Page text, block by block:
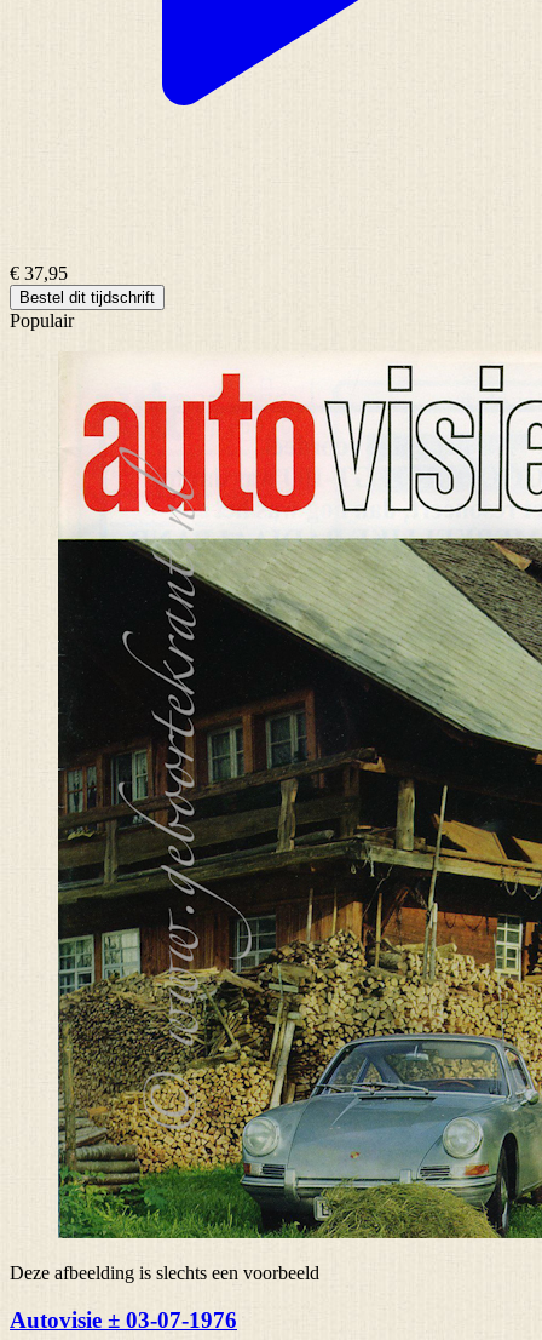
€ 37,95
Bestel dit tijdschrift
Populair
Deze afbeelding is slechts een voorbeeld
Autovisie ± 03-07-1976